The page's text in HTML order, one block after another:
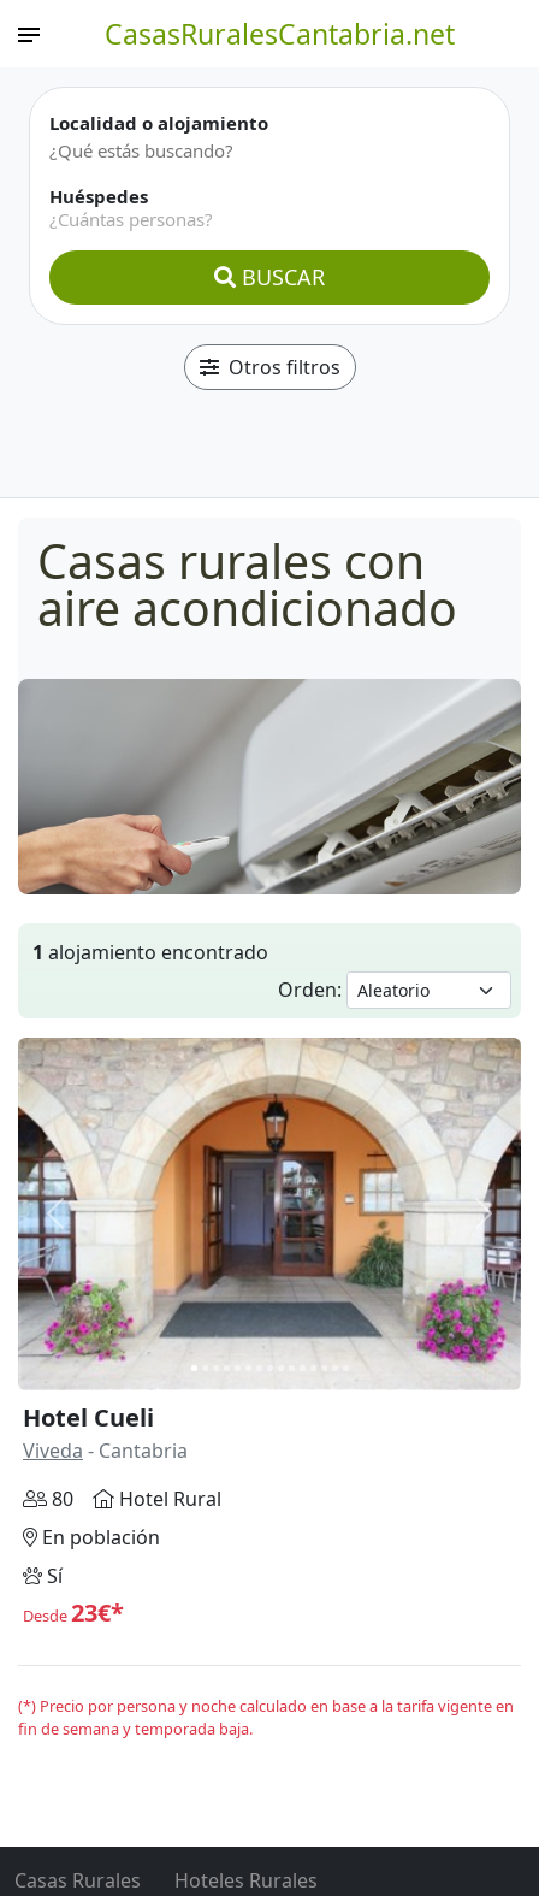
CasasRuralesCantabria.net
Localidad o alojamiento
Huéspedes
¿Cuántas personas?
BUSCAR
Otros filtros
Casas rurales con
aire acondicionado
1 alojamiento encontrado
Orden:
Anterior
Hotel Cueli
Viveda - Cantabria
80
Hotel Rural
En población
Sí
Desde23€*
(*) Precio por persona y noche calculado en base a la tarifa vigente en
fin de semana y temporada baja.
Casas Rurales Hoteles Rurales